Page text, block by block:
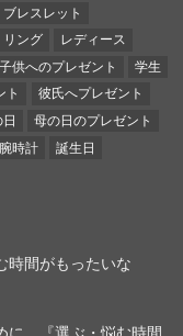
ブレスレット
リング
レディース
子供へのプレゼント
学生
ト
彼氏へプレゼント
母の日のプレゼント
腕時計
誕生日
時間がもったいな